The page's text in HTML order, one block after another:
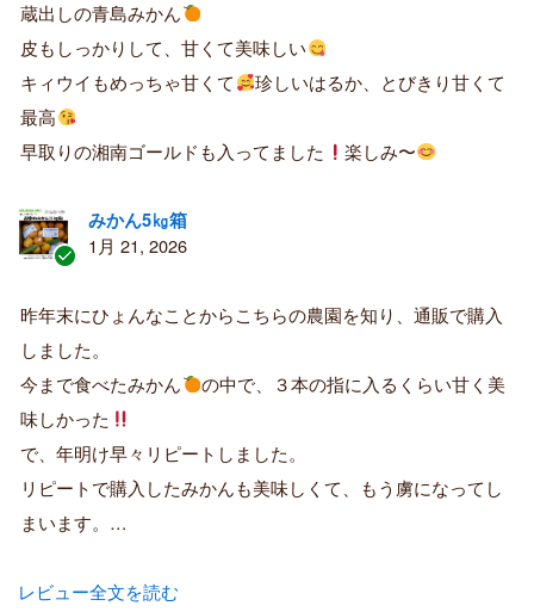
み
購
者
蔵出しの青島みかん
皮もしっかりして、甘くて美味しい
キィウイもめっちゃ甘くて
珍しいはるか、とびきり甘くて
最高
早取りの湘南ゴールドも入ってました
楽しみ〜
証
済
み
購
者
みかん5㎏箱
1月 21, 2026
昨年末にひょんなことからこちらの農園を知り、通販で購入
しました。
今まで食べたみかん
の中で、３本の指に入るくらい甘く美
味しかった
で、年明け早々リピートしました。
リピートで購入したみかんも美味しくて、もう虜になってし
まいます。…
レビュー全文を読む